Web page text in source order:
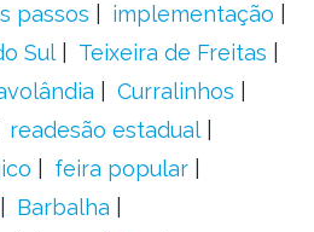
passos
implementação
Sul
Teixeira de Freitas
Curralinhos
readesão estadual
feira popular
Barbalha